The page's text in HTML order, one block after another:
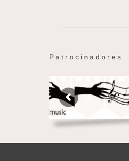
P a t r o c i n a d o r e